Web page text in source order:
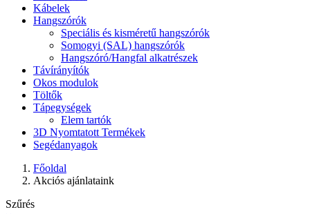
Kábelek
Hangszórók
Speciális és kisméretű hangszórók
Somogyi (SAL) hangszórók
Hangszóró/Hangfal alkatrészek
Távírányítók
Okos modulok
Töltők
Tápegységek
Elem tartók
3D Nyomtatott Termékek
Segédanyagok
Főoldal
Akciós ajánlataink
Szűrés